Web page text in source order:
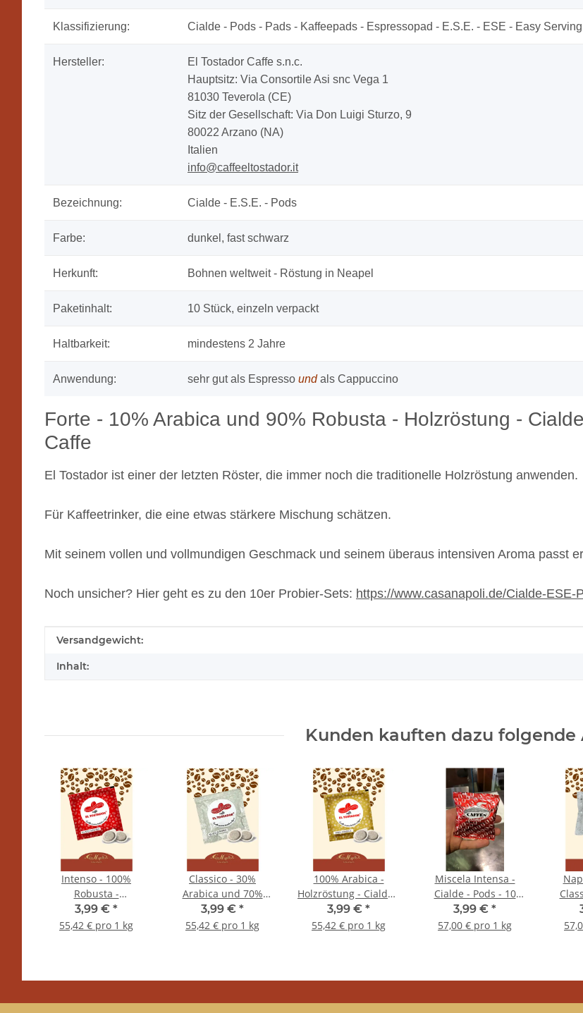
Klassifizierung: Cialde - Pods - Pads - Kaffeepads - Espressopad - E.S.E. - ESE - Easy
Hersteller:
El Tostador Caffe s.n.c.
Hauptsitz: Via Consortile Asi snc Vega 1
81030 Teverola (CE)
Sitz der Gesellschaft: Via Don Luigi Sturzo, 9
80022 Arzano (NA)
Italien
info@caffeeltostador.it
Bezeichnung: Cialde - E.S.E. - Pods
Farbe: dunkel, fast schwarz
Herkunft: Bohnen weltweit - Röstung in Neapel
Paketinhalt: 10 Stück, einzeln verpackt
Haltbarkeit: mindestens 2 Jahre
Anwendung: sehr gut als Espresso undals Cappuccino
Forte - 10% Arabica und 90% Robusta - Holzröstung -
Caffe
El Tostador ist einer der letzten Röster, die immer noch die traditionelle Holzröstung anwenden.
Für Kaffeetrinker, die eine etwas stärkere Mischung schätzen.
Mit seinem vollen und vollmundigen Geschmack und seinem überaus intensiven Aroma passt
Noch unsicher? Hier geht es zu den 10er Probier-Sets: https://www.casanapoli.de/Cialde-ESE-
Produkteigenschaft
Wert
Versandgewicht:
Inhalt:
Kunden kauften dazu folgende
Intenso - 100%
Robusta -
Holzröstung - Cialde -
Pads - 10 Stück - El
3,99 € *
55,42 € pro 1 kg
Classico - 30%
Arabica und 70%
Robusta -
Holzröstung - Cialde -
3,99 € *
55,42 € pro 1 kg
100% Arabica -
Holzröstung - Cialde -
Pads - 10 Stück - El
Tostador Caffe
3,99 € *
55,42 € pro 1 kg
Miscela Intensa -
Cialde - Pods - 10
Stück - Caffen Caffe
3,99 € *
57,00 € pro 1 kg